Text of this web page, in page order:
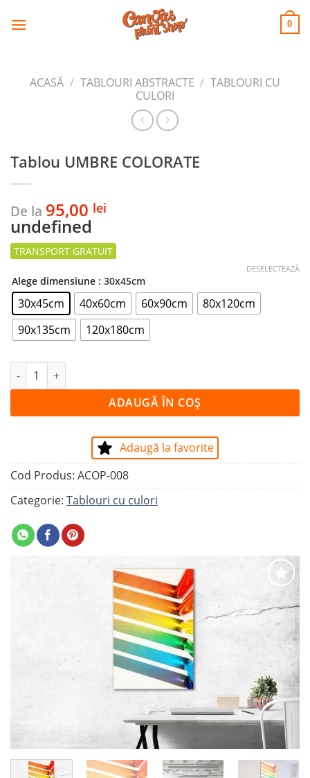
CANVAS
PRINT SHOP 0
ACASĂ / TABLOURI ABSTRACTE / TABLOURI CU
CULORI
Adaugă
favorite
Tablou UMBRE COLORATE
De la 95,00 lei
undefined
Alege dimensiune : 30x45cm
30x45cm 40x60cm 60x90cm
80x120cm
90x135cm
120x180cm
DESELECTEAZĂ
Cantitate Tablou UMBRE COLORATE
ADAUGĂ ÎN COȘ
Adaugă la favorite
Cod Produs: ACOP-008
Categorie: Tablouri cu culori